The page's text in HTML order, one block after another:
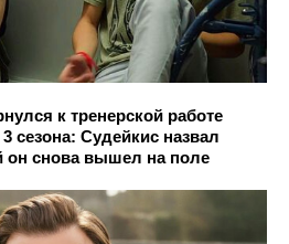
к тренерской работе
сезона: Судейкис назвал
он снова вышел на поле